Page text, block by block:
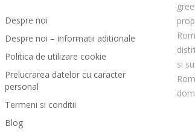
Despre noi
Despre noi – informatii aditionale
Politica de utilizare cookie
Prelucrarea datelor cu caracter
personal
Termeni si conditii
Blog
si